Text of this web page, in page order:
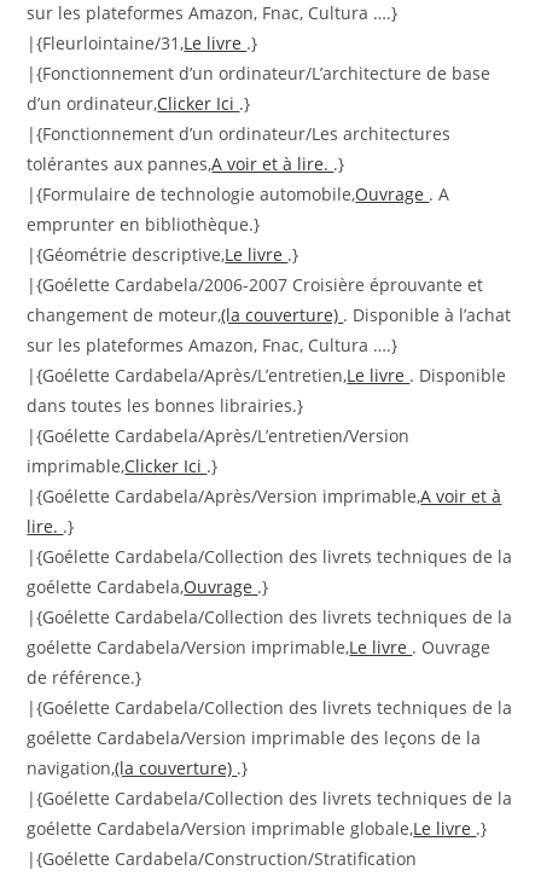
sur les plateformes Amazon, Fnac, Cultura ….}
|{Fleurlointaine/31,Le livre .}
|{Fonctionnement d’un ordinateur/L’architecture de base
d’un ordinateur,Clicker Ici .}
|{Fonctionnement d’un ordinateur/Les architectures
tolérantes aux pannes,A voir et à lire. .}
|{Formulaire de technologie automobile,Ouvrage . A
emprunter en bibliothèque.}
|{Géométrie descriptive,Le livre .}
|{Goélette Cardabela/2006-2007 Croisière éprouvante et
changement de moteur,(la couverture) . Disponible à l’achat
sur les plateformes Amazon, Fnac, Cultura ….}
|{Goélette Cardabela/Après/L’entretien,Le livre . Disponible
dans toutes les bonnes librairies.}
|{Goélette Cardabela/Après/L’entretien/Version
imprimable,Clicker Ici .}
|{Goélette Cardabela/Après/Version imprimable,A voir et à
lire. .}
|{Goélette Cardabela/Collection des livrets techniques de la
goélette Cardabela,Ouvrage .}
|{Goélette Cardabela/Collection des livrets techniques de la
goélette Cardabela/Version imprimable,Le livre . Ouvrage
de référence.}
|{Goélette Cardabela/Collection des livrets techniques de la
goélette Cardabela/Version imprimable des leçons de la
navigation,(la couverture) .}
|{Goélette Cardabela/Collection des livrets techniques de la
goélette Cardabela/Version imprimable globale,Le livre .}
|{Goélette Cardabela/Construction/Stratification